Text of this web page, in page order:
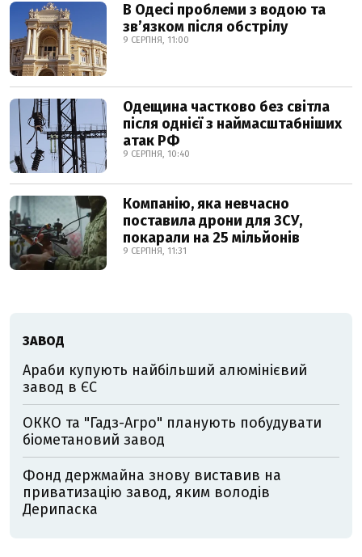
В Одесі проблеми з водою та
звʼязком після обстрілу
9 СЕРПНЯ, 11:00
Одещина частково без світла
після однієї з наймасштабніших
атак РФ
9 СЕРПНЯ, 10:40
Компанію, яка невчасно
поставила дрони для ЗСУ,
покарали на 25 мільйонів
9 СЕРПНЯ, 11:31
ЗАВОД
Араби купують найбільший алюмінієвий
завод в ЄС
ОККО та "Гадз-Агро" планують побудувати
біометановий завод
Фонд держмайна знову виставив на
приватизацію завод, яким володів
Дерипаска